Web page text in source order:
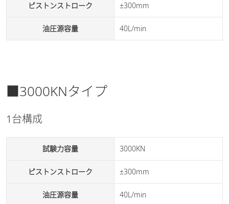
ピストンストローク ±300mm
油圧源容量 40L/min
■3000KNタイプ
1台構成
試験力容量 3000KN
ピストンストローク ±300mm
油圧源容量 40L/min